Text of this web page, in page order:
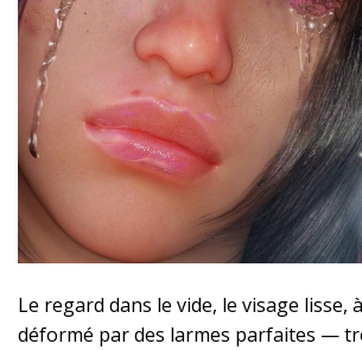
Le regard dans le vide, le visage lisse,
déformé par des larmes parfaites —